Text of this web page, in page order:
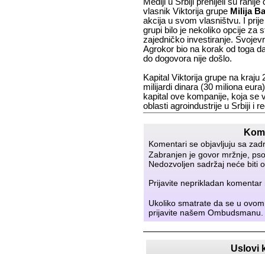
vlasnik Viktorija grupe Milija
akcija u svom vlasništvu. I
grupi bilo je nekoliko opcije za
zajedničko investiranje.
Agrokor bio na korak od toga
do dogovora nije došlo.
Kapital Viktorija grupe na kraju
milijardi dinara (30 miliona
kapital ove kompanije, koja se
oblasti agroindustrije u Srbiji i
Komentari se objavljuju sa
Zabranjen je govor mržnje,
Nedozvoljen sadržaj neće biti
Prijavite neprikladan
Ukoliko smatrate da se u
prijavite našemOmbudsmanu
Uslovi